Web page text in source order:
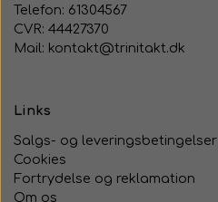
Telefon: 61304567
CVR: 44427370
Mail: kontakt@trinitakt.dk
Links
Salgs- og leveringsbetingelser
Cookies
Fortrydelse og reklamation
Om os